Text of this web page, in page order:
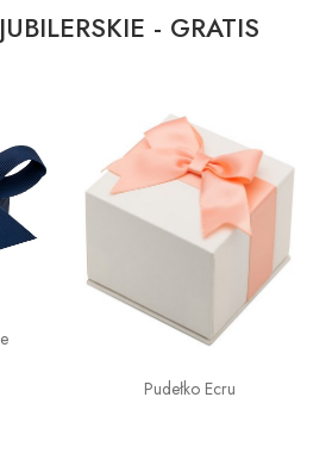
- GRATIS
Pudełko Ecru